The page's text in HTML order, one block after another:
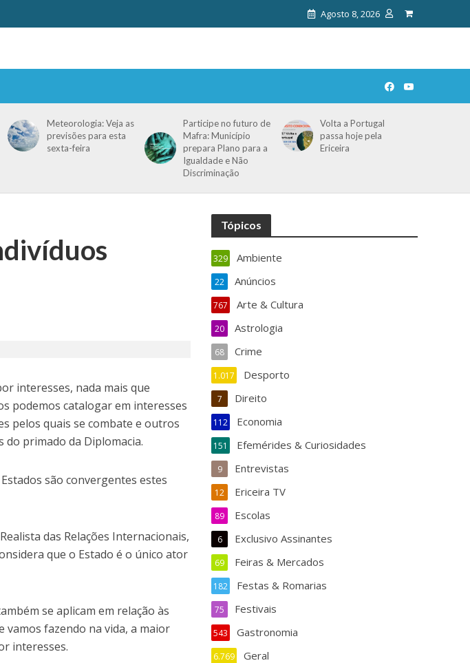
Agosto 8, 2026
Meteorologia: Veja as
previsões para esta
sexta-feira
Participe no futuro de
Mafra: Município
prepara Plano para a
Igualdade e Não
Discriminação
Volta a Portugal
passa hoje pela
Ericeira
interesses, nada mais que
podemos catalogar em interesses
pelos quais se combate e outros
do primado da Diplomacia.
são convergentes estes
das Relações Internacionais,
que o Estado é o único ator
se aplicam em relação às
vamos fazendo na vida, a maior
interesses.
Tópicos
Ambiente
329
Anúncios
22
Arte & Cultura
767
Astrologia
20
Crime
68
Desporto
1.017
Direito
7
Economia
112
Efemérides & Curiosidades
151
Entrevistas
9
Ericeira TV
12
Escolas
89
Exclusivo Assinantes
6
Feiras & Mercados
69
Festas & Romarias
182
Festivais
75
Gastronomia
543
Geral
6.769